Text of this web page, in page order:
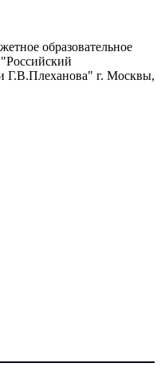
образовательное
Г.В.Плеханова" г. Москвы,